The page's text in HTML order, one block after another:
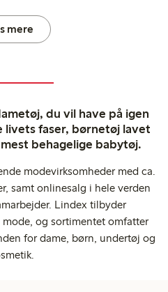
mere
du vil have på igen
livets faser, børnetøj lavet
behagelige babytøj.
modevirksomheder med ca.
samt onlinesalg i hele verden
Lindex tilbyder
og sortimentet omfatter
for dame, børn, undertøj og